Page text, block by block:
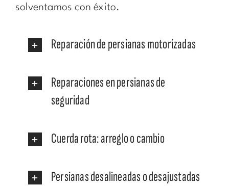
solventamos con éxito.
Reparación de persianas motorizadas
Reparaciones en persianas de
seguridad
Cuerda rota: arreglo o cambio
Persianas desalineadas o desajustadas